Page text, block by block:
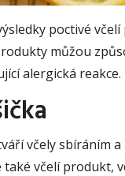
poctivé
můžou
alergická reakce.
včely sbíráním
včelí